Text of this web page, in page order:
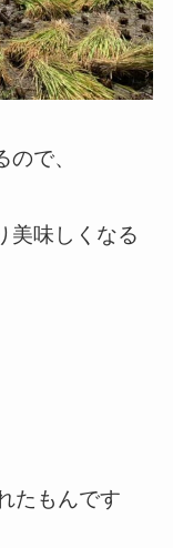
で、
美味しくなる
たもんです